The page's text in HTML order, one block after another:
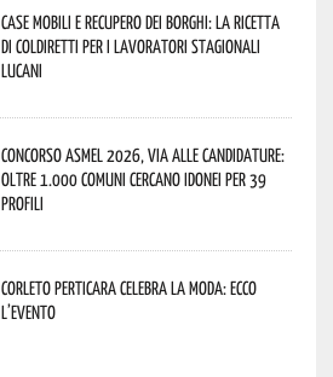
Case mobili e recupero dei borghi: la ricetta
di Coldiretti per i lavoratori stagionali
lucani
Concorso Asmel 2026, via alle candidature:
oltre 1.000 Comuni cercano idonei per 39
profili
Corleto Perticara celebra la moda: ecco
l’evento